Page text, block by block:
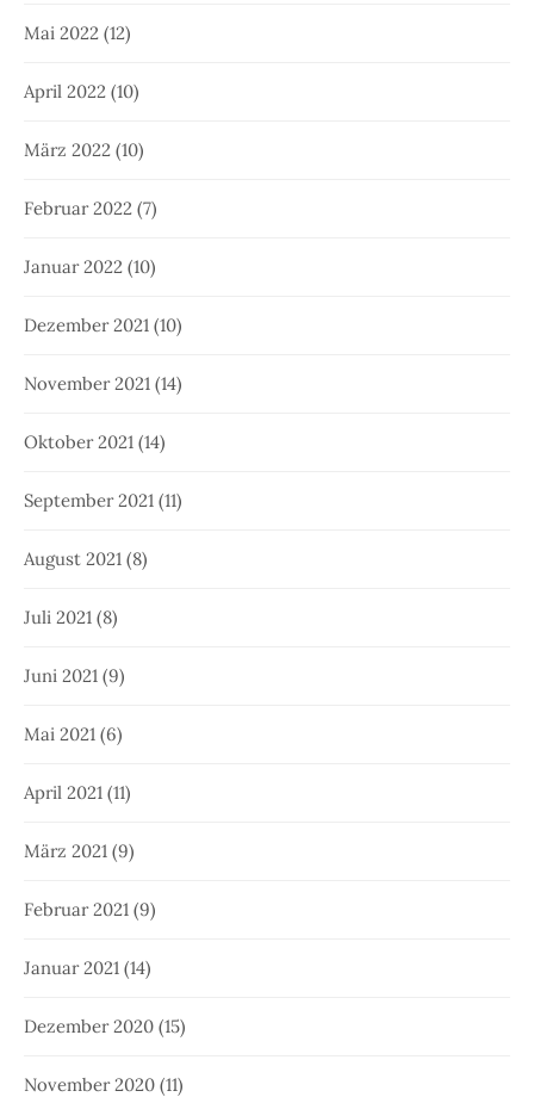
Mai 2022 (12)
April 2022 (10)
März 2022 (10)
Februar 2022 (7)
Januar 2022 (10)
Dezember 2021 (10)
November 2021 (14)
Oktober 2021 (14)
September 2021 (11)
August 2021 (8)
Juli 2021 (8)
Juni 2021 (9)
Mai 2021 (6)
April 2021 (11)
März 2021 (9)
Februar 2021 (9)
Januar 2021 (14)
Dezember 2020 (15)
November 2020 (11)